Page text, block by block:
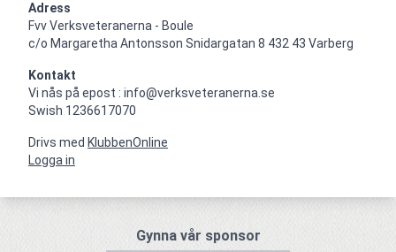
Adress
Fvv Verksveteranerna - Boule
c/o Margaretha Antonsson Snidargatan 8 432 43 Varberg
Kontakt
Vi nås på epost : info@verksveteranerna.se
Swish 1236617070
Drivs med KlubbenOnline
Logga in
Gynna vår sponsor